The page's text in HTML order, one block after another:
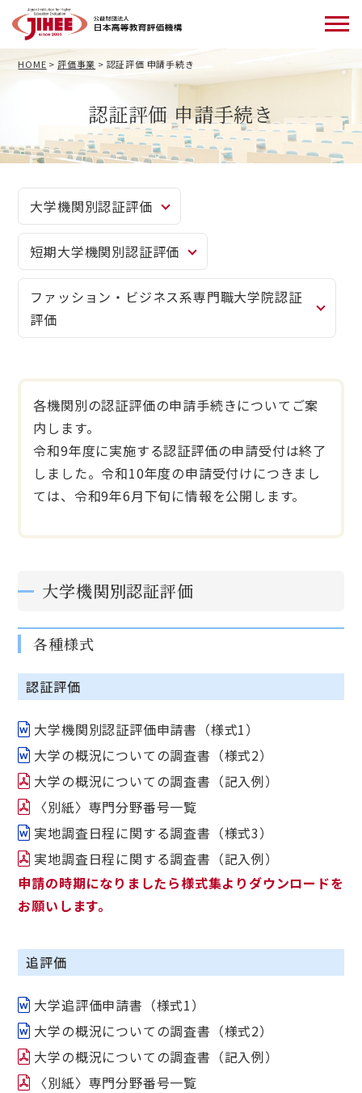
HOME >評価事業 > 認証評価 申請手続き
認証評価 申請手続き
大学機関別認証評価
短期大学機関別認証評価
ファッション・ビジネス系専門職大学院認証
評価
各機関別の認証評価の申請手続きについてご案
内します。
令和9年度に実施する認証評価の申請受付は終了
しました。令和10年度の申請受付けにつきまし
ては、令和9年6月下旬に情報を公開します。
大学機関別認証評価
各種様式
認証評価
大学機関別認証評価申請書（様式1）
大学の概況についての調査書（様式2）
大学の概況についての調査書（記入例）
〈別紙〉専門分野番号一覧
実地調査日程に関する調査書（様式3）
実地調査日程に関する調査書（記入例）
申請の時期になりましたら様式集よりダウンロードを
お願いします。
追評価
大学追評価申請書（様式1）
大学の概況についての調査書（様式2）
大学の概況についての調査書（記入例）
〈別紙〉専門分野番号一覧